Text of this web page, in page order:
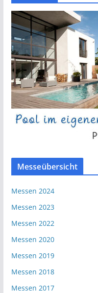
Messeübersicht
Messen 2024
Messen 2023
Messen 2022
Messen 2020
Messen 2019
Messen 2018
Messen 2017